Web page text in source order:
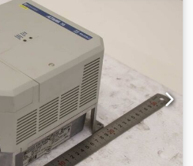
240V - 50/60Hz -Ausgang: 3
Akreck -Frequenz: 0,1-200 Hz
180/H145 mm -Gewicht: 3,1